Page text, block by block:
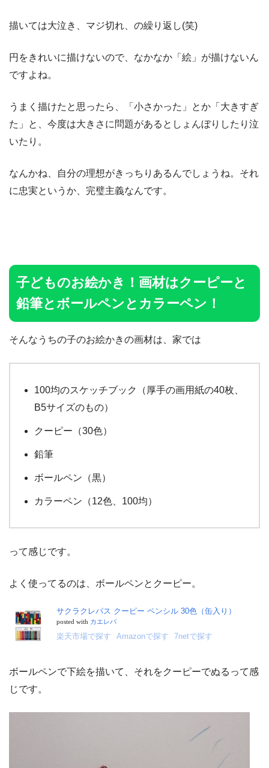
描いては大泣き、マジ切れ、の繰り返し(笑)
円をきれいに描けないので、なかなか「絵」が描けないん
ですよね。
うまく描けたと思ったら、「小さかった」とか「大きすぎ
た」と、今度は大きさに問題があるとしょんぼりしたり泣
いたり。
なんかね、自分の理想がきっちりあるんでしょうね。それ
に忠実というか、完璧主義なんです。
子どものお絵かき！画材はクーピーと
鉛筆とボールペンとカラーペン！
そんなうちの子のお絵かきの画材は、家では
100均のスケッチブック（厚手の画用紙の40枚、
B5サイズのもの）
クーピー（30色）
鉛筆
ボールペン（黒）
カラーペン（12色、100均）
って感じです。
よく使ってるのは、ボールペンとクーピー。
サクラクレパス クーピー ペンシル 30色（缶入り）
posted with カエレバ
楽天市場で探す Amazonで探す 7netで探す
ボールペンで下絵を描いて、それをクーピーでぬるって感
じです。